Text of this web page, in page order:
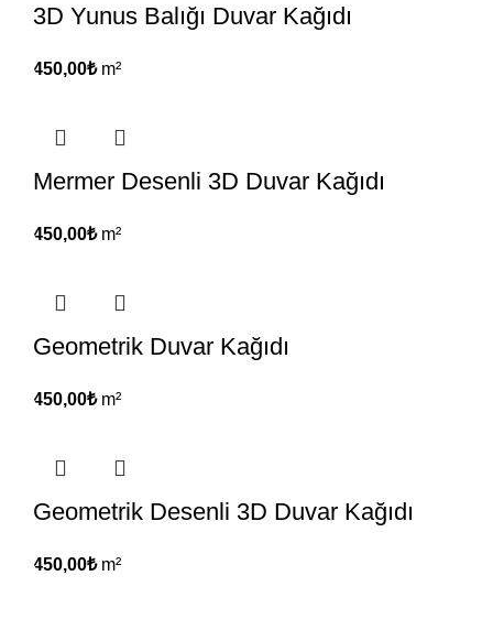
3D Yunus Balığı Duvar Kağıdı
450,00₺m²
Mermer Desenli 3D Duvar Kağıdı
450,00₺m²
Geometrik Duvar Kağıdı
450,00₺m²
Geometrik Desenli 3D Duvar Kağıdı
450,00₺m²